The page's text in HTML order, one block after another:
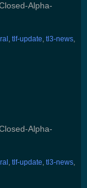
Alpha-
, tlf-update, tl3-news,
Alpha-
, tlf-update, tl3-news,